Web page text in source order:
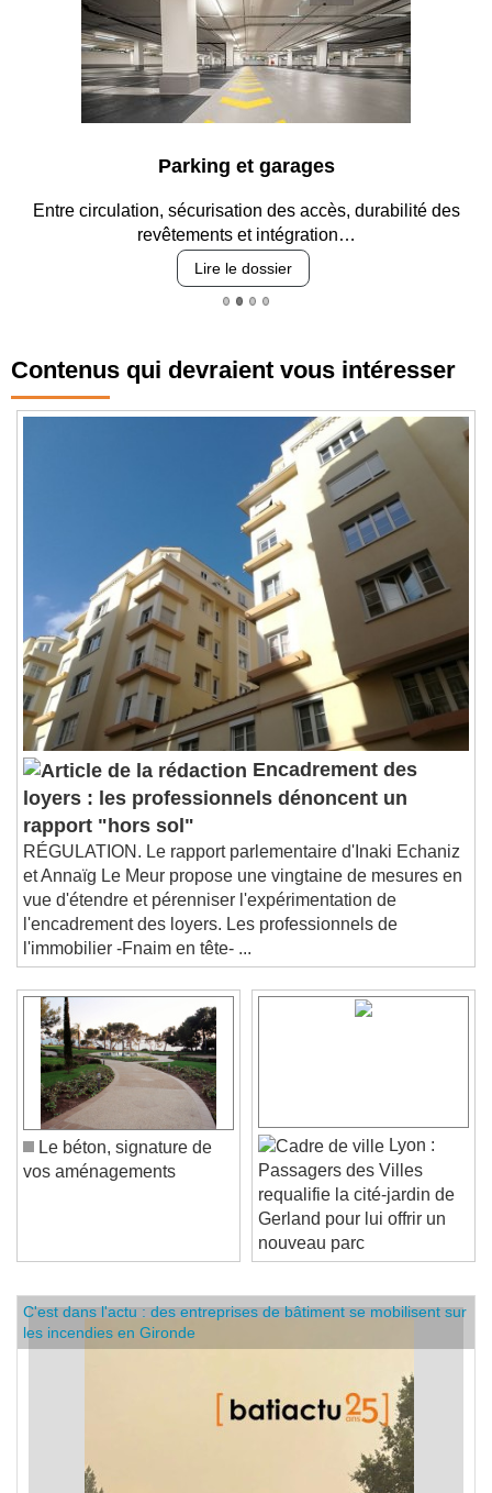
Parking et garages
Entre circulation, sécurisation des accès, durabilité des
revêtements et intégration…
Lire le dossier
Contenus qui devraient vous intéresser
Encadrement des
loyers : les professionnels dénoncent un
rapport "hors sol"
RÉGULATION. Le rapport parlementaire d'Inaki Echaniz
et Annaïg Le Meur propose une vingtaine de mesures en
vue d'étendre et pérenniser l'expérimentation de
l'encadrement des loyers. Les professionnels de
l'immobilier -Fnaim en tête- ...
Le béton, signature de
vos aménagements
Lyon :
Passagers des Villes
requalifie la cité-jardin de
Gerland pour lui offrir un
nouveau parc
C'est dans l'actu : des entreprises de bâtiment se mobilisent sur
les incendies en Gironde